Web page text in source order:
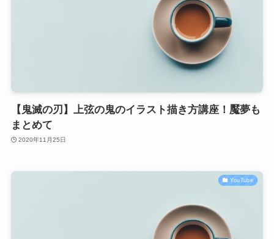
【鬼滅の刃】上弦の鬼のイラスト描き方講座！魘夢も
まとめて
2020年11月25日
YouTube